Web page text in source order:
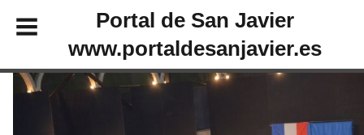
Portal de San Javier
www.portaldesanjavier.es